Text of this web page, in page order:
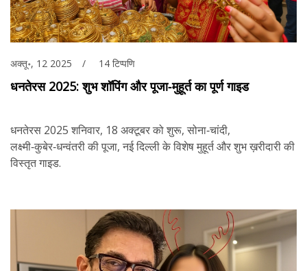
अक्तू॰, 12 2025 14 टिप्पणि
धनतेरस 2025: शुभ शॉपिंग और पूजा‑मुहूर्त का पूर्ण गाइड
धनतेरस 2025 शनिवार, 18 अक्टूबर को शुरू, सोना‑चांदी,
लक्ष्मी‑कुबेर‑धन्वंतरी की पूजा, नई दिल्ली के विशेष मुहूर्त और शुभ ख़रीदारी की
विस्तृत गाइड.